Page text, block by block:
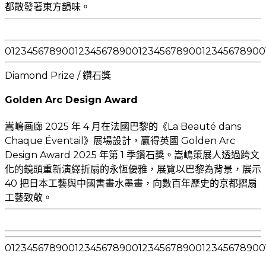
都散發著東方韻味。
012345678900123456789001234567890012345678900
Diamond Prize / 鑽石獎
Golden Arc Design Award
嵩嶋画廊 2025 年 4 月在法國巴黎的《La Beauté dans
Chaque Éventail》展場設計，贏得英國 Golden Arc
Design Award 2025 年第 1 季鑽石獎。嵩嶋策展人透過跨文
化的鏡頭重新演繹折扇的永恆優雅，展覽以巴黎為背景，展示
40 把日本工藝與中國書畫水墨畫，向數百年歷史的京都摺扇
工藝致敬。
012345678900123456789001234567890012345678900